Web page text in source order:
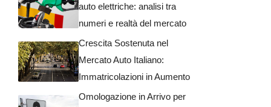
auto elettriche: analisi tra
numeri e realtà del mercato
Crescita Sostenuta nel
Mercato Auto Italiano:
Immatricolazioni in Aumento
Omologazione in Arrivo per